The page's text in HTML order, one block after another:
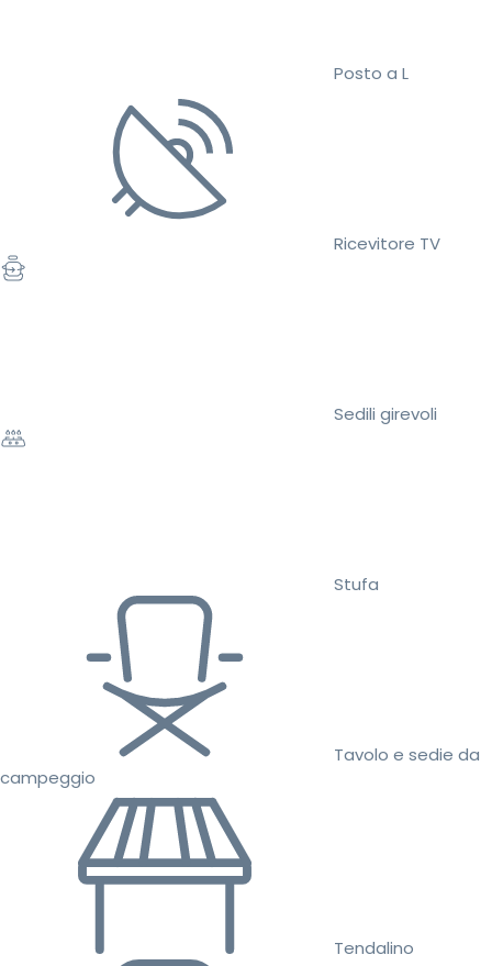
Posto a L
Ricevitore TV
Sedili girevoli
Stufa
Tavolo e sedie da
campeggio
Tendalino